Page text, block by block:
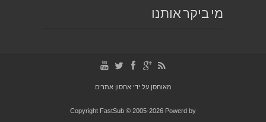
מי ביקר אותנו
מאוחסן על ידיאחסון אתרים
Copyright FastSub © 2005-2026 Powerd by